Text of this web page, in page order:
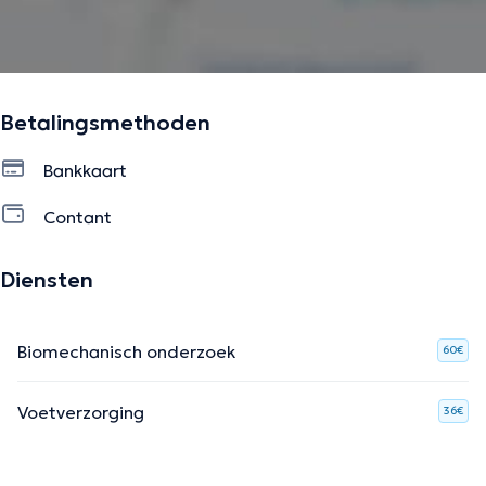
Betalingsmethoden
Bankkaart
Contant
Diensten
Biomechanisch onderzoek 60€
Voetverzorging 36€